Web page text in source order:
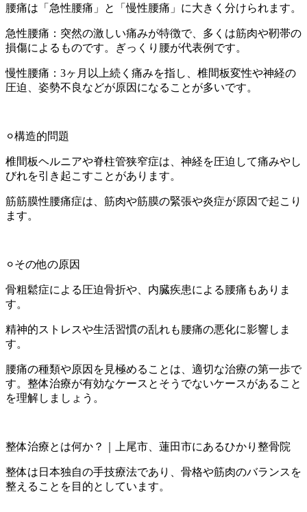
腰痛は「急性腰痛」と「慢性腰痛」に大きく分けられます。
急性腰痛：突然の激しい痛みが特徴で、多くは筋肉や靭帯の
損傷によるものです。ぎっくり腰が代表例です。
慢性腰痛：3ヶ月以上続く痛みを指し、椎間板変性や神経の
圧迫、姿勢不良などが原因になることが多いです。
⚪︎構造的問題
椎間板ヘルニアや脊柱管狭窄症は、神経を圧迫して痛みやし
びれを引き起こすことがあります。
筋筋膜性腰痛症は、筋肉や筋膜の緊張や炎症が原因で起こり
ます。
⚪︎その他の原因
骨粗鬆症による圧迫骨折や、内臓疾患による腰痛もありま
す。
精神的ストレスや生活習慣の乱れも腰痛の悪化に影響しま
す。
腰痛の種類や原因を見極めることは、適切な治療の第一歩で
す。整体治療が有効なケースとそうでないケースがあること
を理解しましょう。
整体治療とは何か？｜上尾市、蓮田市にあるひかり整骨院
整体は日本独自の手技療法であり、骨格や筋肉のバランスを
整えることを目的としています。